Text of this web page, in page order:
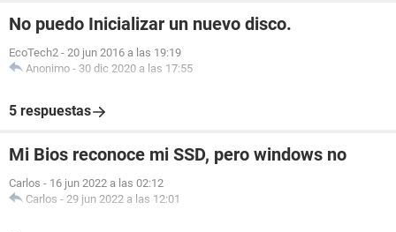
No puedo Inicializar un nuevo disco.
EcoTech2 - 20 jun 2016 a las 19:19
Anonimo - 30 dic 2020 a las 17:55
5 respuestas
Mi Bios reconoce mi SSD, pero windows no
Carlos - 16 jun 2022 a las 02:12
Carlos - 29 jun 2022 a las 12:01